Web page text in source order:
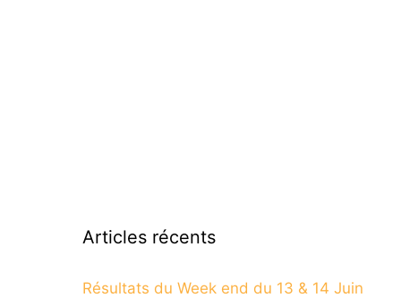
Articles récents
Résultats du Week end du 13 & 14 Juin